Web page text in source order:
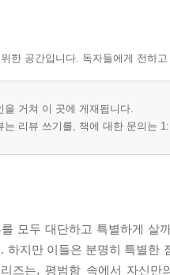
한 공간입니다. 독자들에게 전하
을 거쳐 이 곳에 게재됩니다.
는 리뷰 쓰기를, 책에 대한 문의는
모두 대단하고 특별하게 살
하지만 이들은 분명히 특별한
즈는, 평범함 속에서 자신만